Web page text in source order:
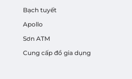
Bạch tuyết
Apollo
Sơn ATM
Cung cấp đồ gia dụng